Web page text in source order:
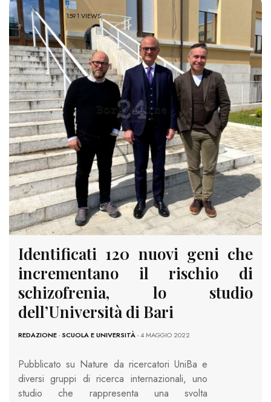
1591 VIEWS
Identificati 120 nuovi geni che
incrementano il rischio di
schizofrenia, lo studio
dell’Università di Bari
REDAZIONE-SCUOLA E UNIVERSITÀ- 4 MAGGIO 2022
Pubblicato su Nature da ricercatori UniBa e
diversi gruppi di ricerca internazionali, uno
studio che rappresenta una svolta